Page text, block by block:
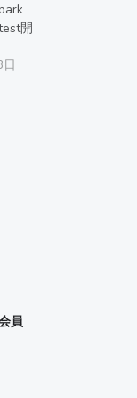
開
員